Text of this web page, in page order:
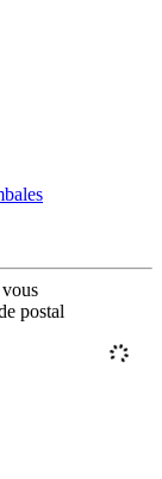
postal